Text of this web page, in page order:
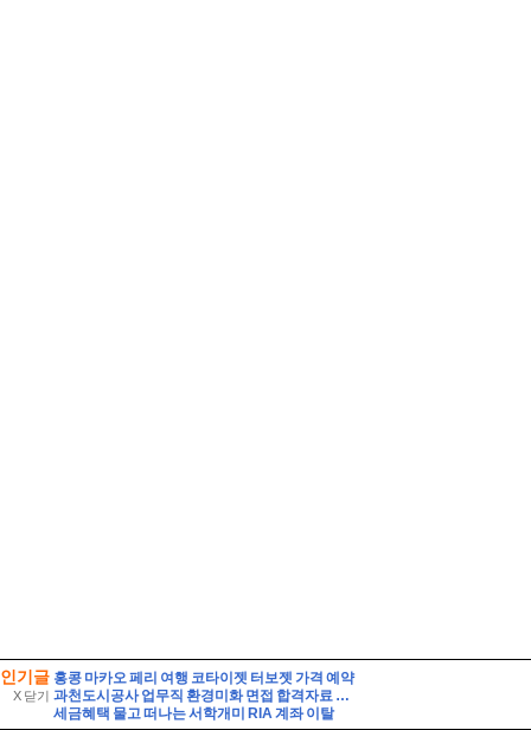
인기글
X 닫기
홍콩 마카오 페리 여행 코타이젯 터보젯 가격 예약
과천도시공사 업무직 환경미화 면접 합격자료 자기소개 스크립트 및 실제 면접 합격 답안
세금혜택 물고 떠나는 서학개미 RIA 계좌 이탈